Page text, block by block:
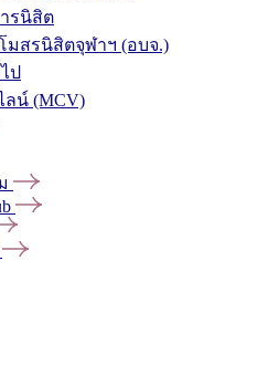
รนิสิต
มสรนิสิตจุฬาฯ (อบจ.)
ป
ลน์ (MCV)